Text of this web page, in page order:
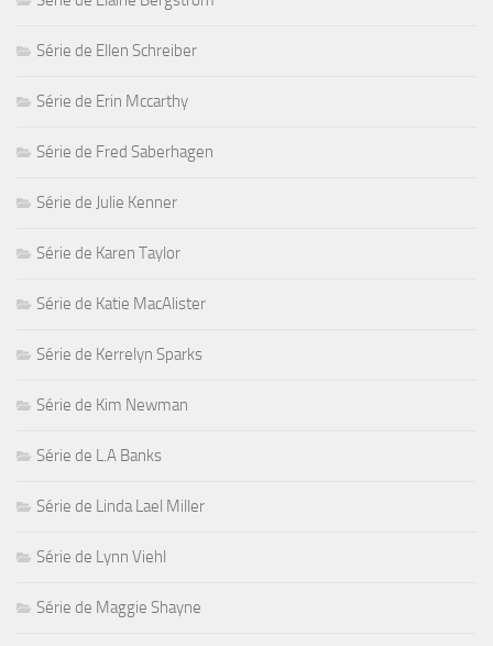
Série de Ellen Schreiber
Série de Erin Mccarthy
Série de Fred Saberhagen
Série de Julie Kenner
Série de Karen Taylor
Série de Katie MacAlister
Série de Kerrelyn Sparks
Série de Kim Newman
Série de L.A Banks
Série de Linda Lael Miller
Série de Lynn Viehl
Série de Maggie Shayne